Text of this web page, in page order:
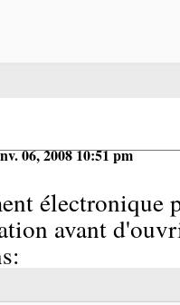
06, 2008 10:51 pm
électronique
avant